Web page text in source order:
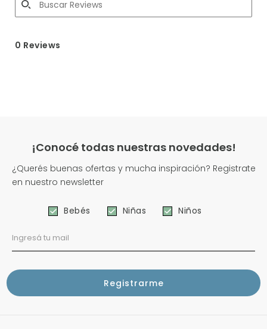
0 Reviews
¡Conocé todas nuestras novedades!
¿Querés buenas ofertas y mucha inspiración? Registrate
en nuestro newsletter
Bebés Niñas Niños